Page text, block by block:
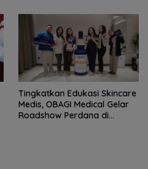
Tingkatkan Edukasi Skincare
Medis, OBAGI Medical Gelar
Roadshow Perdana di